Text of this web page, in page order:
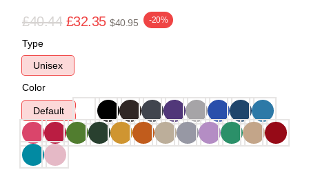
£40.44 £32.35 $40.95 -20%
Type
Unisex
Color
Default